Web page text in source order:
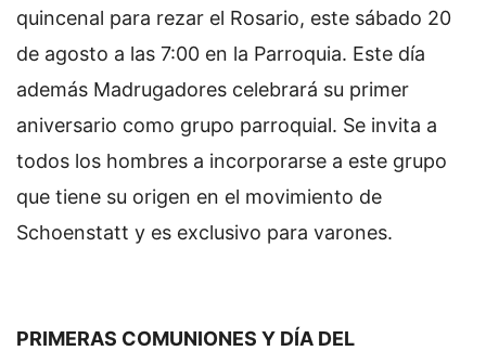
quincenal para rezar el Rosario, este sábado 20
de agosto a las 7:00 en la Parroquia. Este día
además Madrugadores celebrará su primer
aniversario como grupo parroquial. Se invita a
todos los hombres a incorporarse a este grupo
que tiene su origen en el movimiento de
Schoenstatt y es exclusivo para varones.
PRIMERAS COMUNIONES Y DÍA DEL